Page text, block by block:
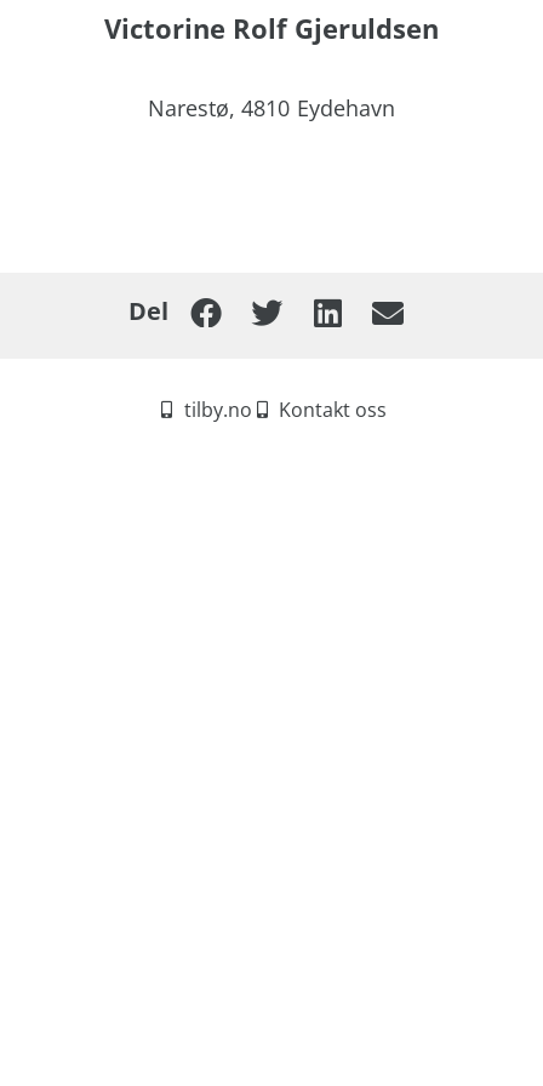
Victorine Rolf Gjeruldsen
Narestø, 4810 Eydehavn
Del
tilby.no Kontakt oss